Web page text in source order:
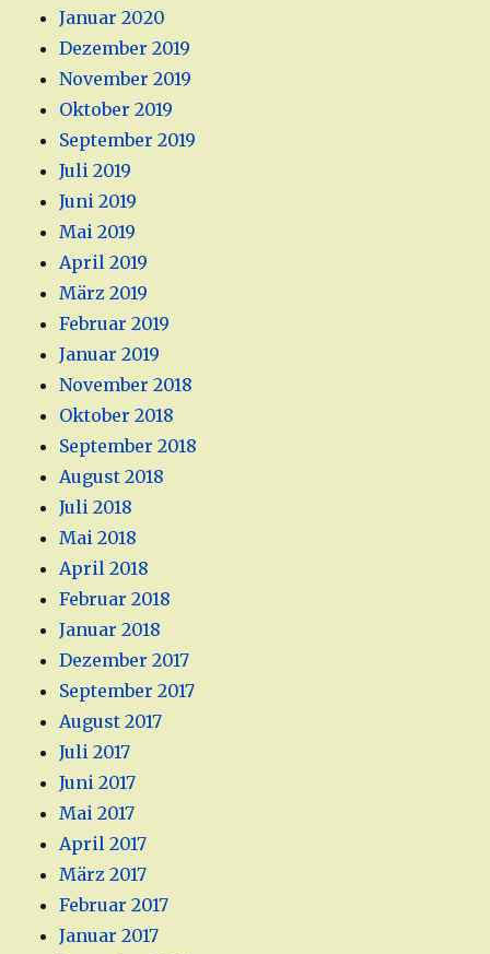
Januar 2020
Dezember 2019
November 2019
Oktober 2019
September 2019
Juli 2019
Juni 2019
Mai 2019
April 2019
März 2019
Februar 2019
Januar 2019
November 2018
Oktober 2018
September 2018
August 2018
Juli 2018
Mai 2018
April 2018
Februar 2018
Januar 2018
Dezember 2017
September 2017
August 2017
Juli 2017
Juni 2017
Mai 2017
April 2017
März 2017
Februar 2017
Januar 2017